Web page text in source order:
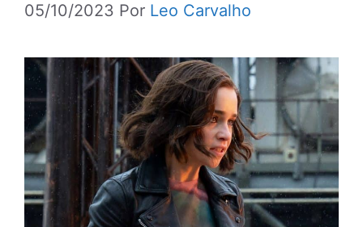
05/10/2023 Por Leo Carvalho